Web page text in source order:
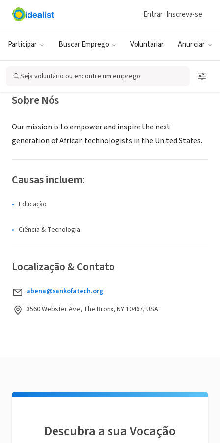
Participar Buscar Emprego Voluntariar Anunciar
Entrar Inscreva-se
Seja voluntário ou encontre um emprego
ONG (SETOR SOCIAL)
Sankofatech
Sobre Nós
Our mission is to empower and inspire the next
generation of African technologists in the United States.
Causas incluem:
Educação
Ciência & Tecnologia
Localização & Contato
abena@sankofatech.org
3560 Webster Ave, The Bronx, NY 10467, USA
Descubra a sua Vocação